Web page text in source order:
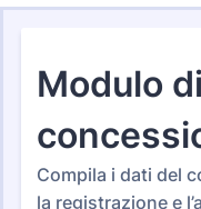
Moduli di Domanda
Template
Venditore
15 Template
Categorie Template